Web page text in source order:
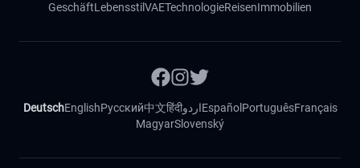
GeschäftLebensstilVAETechnologieReisenImmobilien
DeutschEnglishРусский中文हिंदीاردوEspañol PortuguêsFrançais
MagyarSlovenský